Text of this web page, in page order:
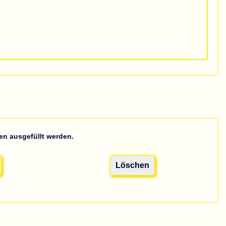
ausgefüllt werden.
Löschen